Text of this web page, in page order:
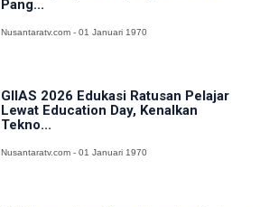
Pang...
Nusantaratv.com - 01 Januari 1970
GIIAS 2026 Edukasi Ratusan Pelajar
Lewat Education Day, Kenalkan
Tekno...
Nusantaratv.com - 01 Januari 1970